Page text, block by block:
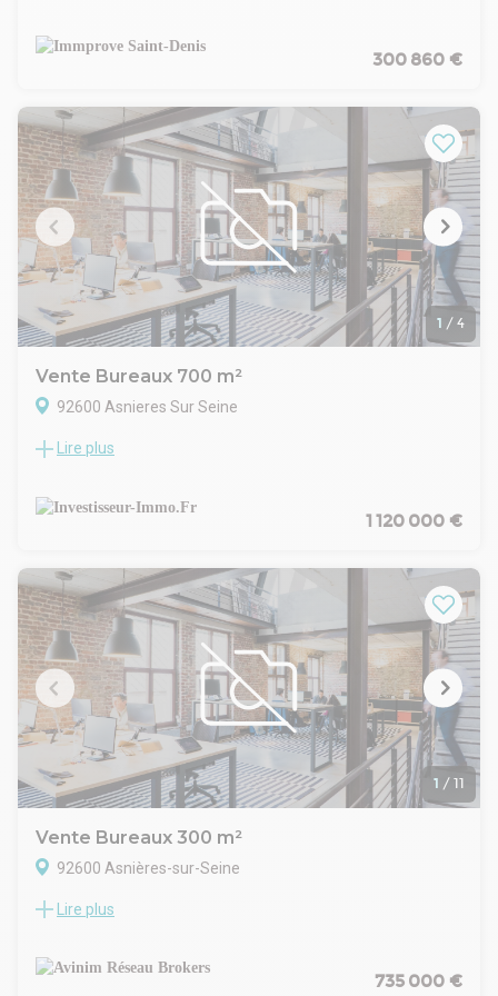
une surface de bureaux rationnelle et facilement
aménageable.
Le chauffage est inclus dans les charges. 3 parkings en sous
sol en sus. Disponible de suite.
300 860 €
1 / 4
Vente Bureaux 700 m²
92600 Asnieres Sur Seine
Investisseur Immobilier propose dans un immeuble de
ascenseur. Conformes ERP, ces espaces sont idéaux pour un
centre de formation ou une association.
- Immeuble de bureau moderne
- Ascenseur inclus
- Conforme ERP
- Idéal pour centre de formation ou association
Pour plus d'informations ou pour organiser une visite,
veuillez contacter au 0699823738.
Lire plus
1 120 000 €
1 / 11
Vente Bureaux 300 m²
92600 Asnières-sur-Seine
Au sein de la Tour d'Asnières, immeuble tertiaire sécurisé
métro ligne 13 Gabriel Péri) et des principaux axes routiers
(A86), nous proposons à la vente un plateau de bureaux
Lire plus
735 000 €